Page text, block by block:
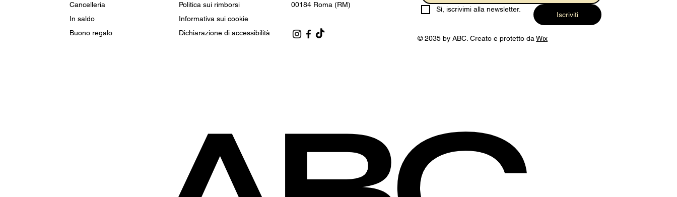
Cancelleria
In saldo
Buono regalo
Politica sui rimborsi
Informativa sui cookie
Dichiarazione di accessibilità
00184 Roma (RM)
Sì, iscrivimi alla newsletter.
Iscriviti
© 2035 by ABC. Creato e protetto daWix